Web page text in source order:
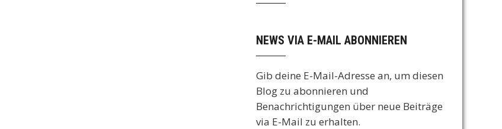
NEWS VIA E-MAIL ABONNIEREN
Gib deine E-Mail-Adresse an, um diesen
Blog zu abonnieren und
Benachrichtigungen über neue Beiträge
via E-Mail zu erhalten.